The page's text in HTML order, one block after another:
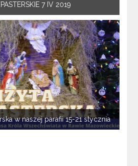
7 IV 2019
w naszej parafii 15-21 stycznia